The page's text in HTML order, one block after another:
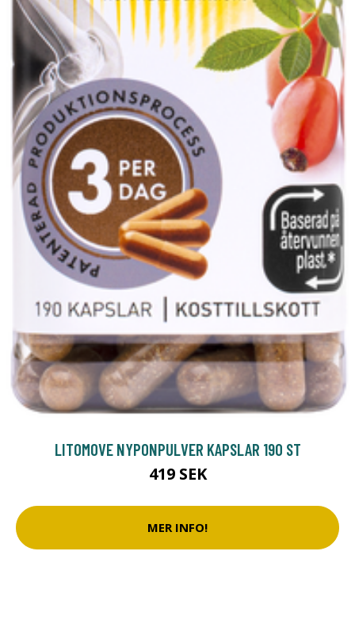
LITOMOVE NYPONPULVER KAPSLAR 190 ST
419 SEK
MER INFO!